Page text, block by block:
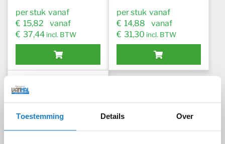
Toestemming Details Over
€
€
€
€